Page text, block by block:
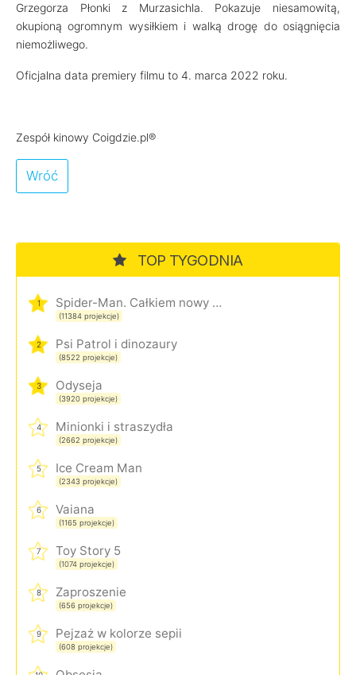
Grzegorza Płonki z Murzasichla. Pokazuje niesamowitą,
okupioną ogromnym wysiłkiem i walką drogę do osiągnięcia
niemożliwego.
Oficjalna data premiery filmu to 4. marca 2022 roku.
Zespół kinowy Coigdzie.pl®
Wróć
TOP TYGODNIA
1 Spider-Man. Całkiem nowy dzień
(11384 projekcje)
2 Psi Patrol i dinozaury
(8522 projekcje)
3 Odyseja
(3920 projekcje)
4 Minionki i straszydła
(2662 projekcje)
5 Ice Cream Man
(2343 projekcje)
6 Vaiana
(1165 projekcje)
7 Toy Story 5
(1074 projekcje)
8 Zaproszenie
(656 projekcje)
9 Pejzaż w kolorze sepii
(608 projekcje)